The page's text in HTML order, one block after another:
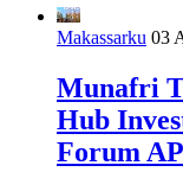
Makassarku 03
Munafri
Hub
Forum